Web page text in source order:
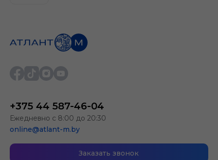
+375 44 587-46-04
Ежедневно с 8:00 до 20:30
online@atlant-m.by
Заказать звонок